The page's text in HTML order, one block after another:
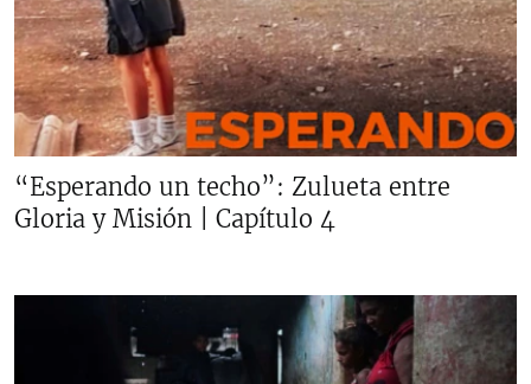
“Esperando un techo”: Zulueta entre
Gloria y Misión | Capítulo 4